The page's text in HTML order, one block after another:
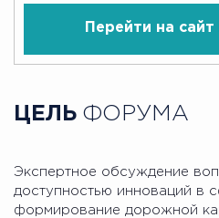
Перейти на
ЦЕЛЬ ФОРУМА
Экспертное обсуждение
доступностью инноваций в
формирование дорожной